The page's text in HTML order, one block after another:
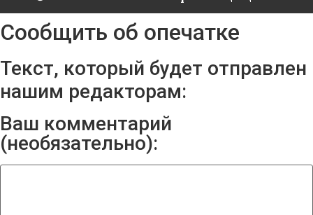
Сообщить об опечатке
Текст, который будет отправлен
нашим редакторам:
Ваш комментарий
(необязательно):